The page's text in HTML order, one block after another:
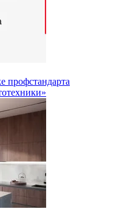
профстандарта